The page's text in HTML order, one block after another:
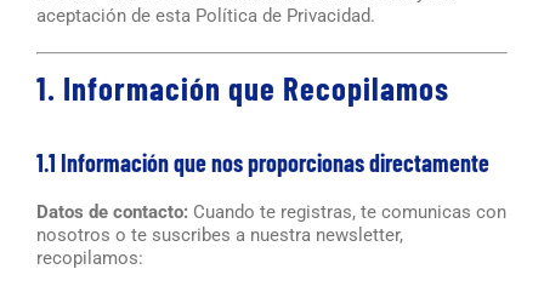
aceptación de esta Política de Privacidad.
1. Información que Recopilamos
1.1 Información que nos proporcionas directamente
Datos de contacto: Cuando te registras, te comunicas con
nosotros o te suscribes a nuestra newsletter,
recopilamos: